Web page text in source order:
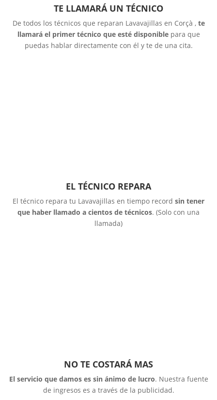
TE LLAMARÁ UN TÉCNICO
De todos los técnicos que reparan Lavavajillas en Corçà , te
llamará el primer técnico que esté disponiblepara que
puedas hablar directamente con él y te de una cita.
EL TÉCNICO REPARA
El técnico repara tu Lavavajillas en tiempo record sin tener
que haber llamado a cientos de técnicos. (Solo con una
llamada)
NO TE COSTARÁ MAS
El servicio que damos es sin ánimo de lucro. Nuestra fuente
de ingresos es a través de la publicidad.